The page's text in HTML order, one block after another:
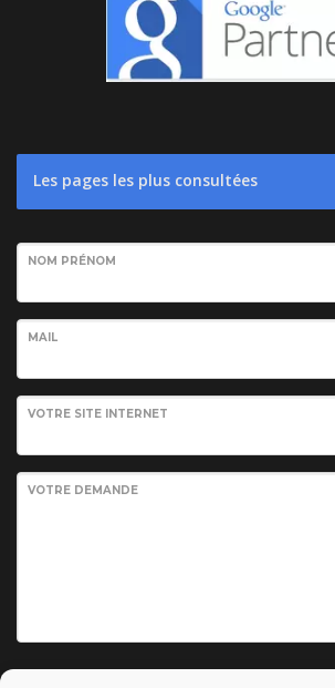
Les pages les plus consultées
NOM PRÉNOM
MAIL
VOTRE SITE INTERNET
VOTRE DEMANDE